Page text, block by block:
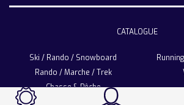
CATALOGUE
Ski / Rando / Snowboard
Rando / Marche / Trek
Chasse & Pêche